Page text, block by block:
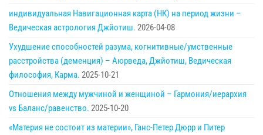
индивидуальная Навигационная карта (НК) на период жизни –
Ведическая астрология Джйотиш. 2026-04-08
Ухудшение способностей разума, когнитивные/умственные
расстройства (деменция) – Аюрведа, Джйотиш, Ведическая
философия, Карма. 2025-10-21
Отношения между мужчиной и женщиной – Гармония/иерархия
vs Баланс/равенство. 2025-10-20
«Материя не состоит из материи», Ганс-Петер Дюрр и Питер